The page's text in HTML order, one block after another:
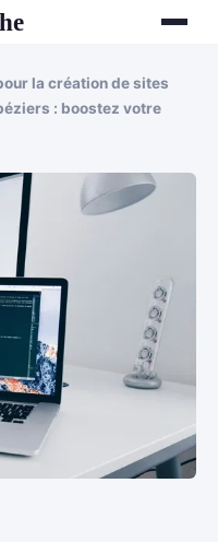
la création de sites
: boostez votre